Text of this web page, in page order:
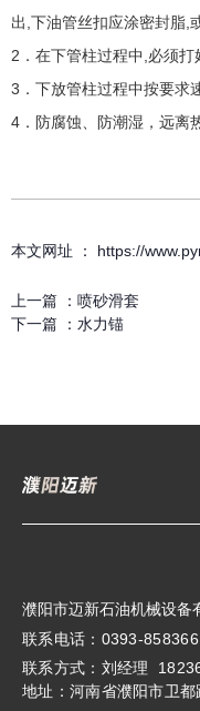
出,下油管丝扣应涂密封脂,
2．在下管柱过程中,必须打
3．下放管柱过程中按要求
4．防腐蚀、防潮湿，远离
本文网址 ： https://
上一篇 ： 喷砂滑套
下一篇 ： 水力锚
濮阳市迈新石油机械设备
联系电话：0393-
联系方式：刘经理
地址：河南省濮阳市卫